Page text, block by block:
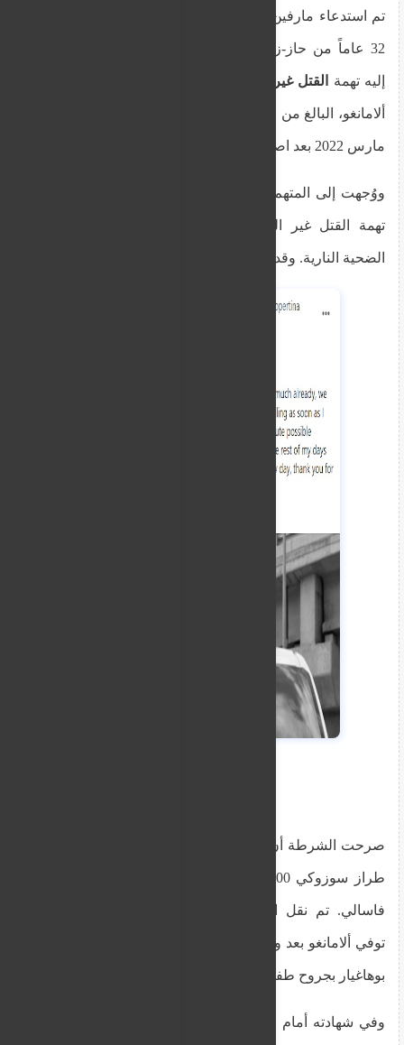
تم استدعاء مارفين بوهاغيار، وهو رجل يبلغ من العمر
32 عاماً من حاز-زبار، للمثول أمام المحكمة ووُجهت
إليه تهمة القتل غير العمد
مارس 2022 بعد اصطدام وقع على جسر كابارا العلوي.
ووُجهت إلى المتهم، الذي يخدم في القوات المسلحة،
تهمة القتل غير العمد والتسبب في أضرار لدراجة
الضحية النارية. وقد دفع ببراءته من جميع التهم.
صرحت الشرطة أن الحادث شمل دراجتين ناريتين من
فاسالي. تم نقل الراكبين إلى مستشفى ماتير دي.
توفي ألامانغو بعد وقت قصير من الحادث، بينما أصيب
بوهاغيار بجروح طفيفة.
وفي شهادته أمام القاضية مونيكا فيلا، وصف الرقيب